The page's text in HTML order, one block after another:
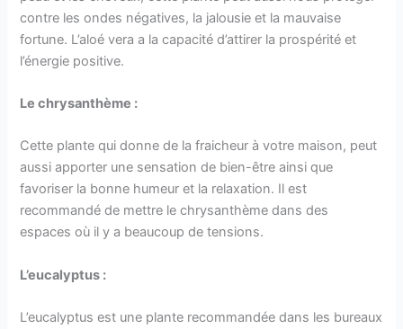
contre les ondes négatives, la jalousie et la mauvaise
fortune. L’aloé vera a la capacité d’attirer la prospérité et
l’énergie positive.
Le chrysanthème :
Cette plante qui donne de la fraicheur à votre maison, peut
aussi apporter une sensation de bien-être ainsi que
favoriser la bonne humeur et la relaxation. Il est
recommandé de mettre le chrysanthème dans des
espaces où il y a beaucoup de tensions.
L’eucalyptus :
L’eucalyptus est une plante recommandée dans les bureaux